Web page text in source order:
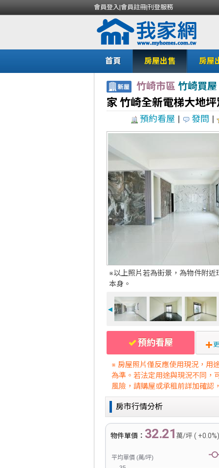
會員登入|會員註冊|刊登服務
首頁 房屋出售 房屋
竹崎市區 竹崎買屋
家 竹崎全新電梯大地
預約看屋 | 發問 |
※以上照片若為街景，為物件附近
本身。
◄
預約看屋
※ 房屋照片僅反應使用現況，用
為準。若法定用途與現況不同，
風險，請購屋或承租前詳加確認
房市行情分析
物件單價： 32.21 萬/坪 (